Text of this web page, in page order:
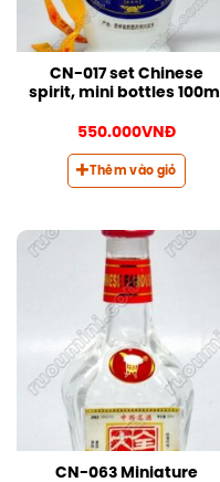
CN-017 set Chinese
spirit, mini bottles 100ml
550.000VNĐ
Thêm vào giỏ
CN-063 Miniature